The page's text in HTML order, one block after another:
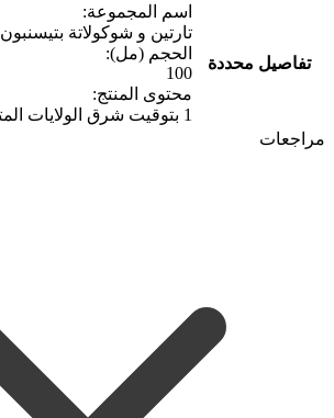
تفاصيل محددة
اسم المجموعة:
تارتين و شوكولاتة بتيسنبون
الحجم (مل):
100
محتوى المنتج:
1 بتوقيت شرق الولايات المتحدة
مراجعات